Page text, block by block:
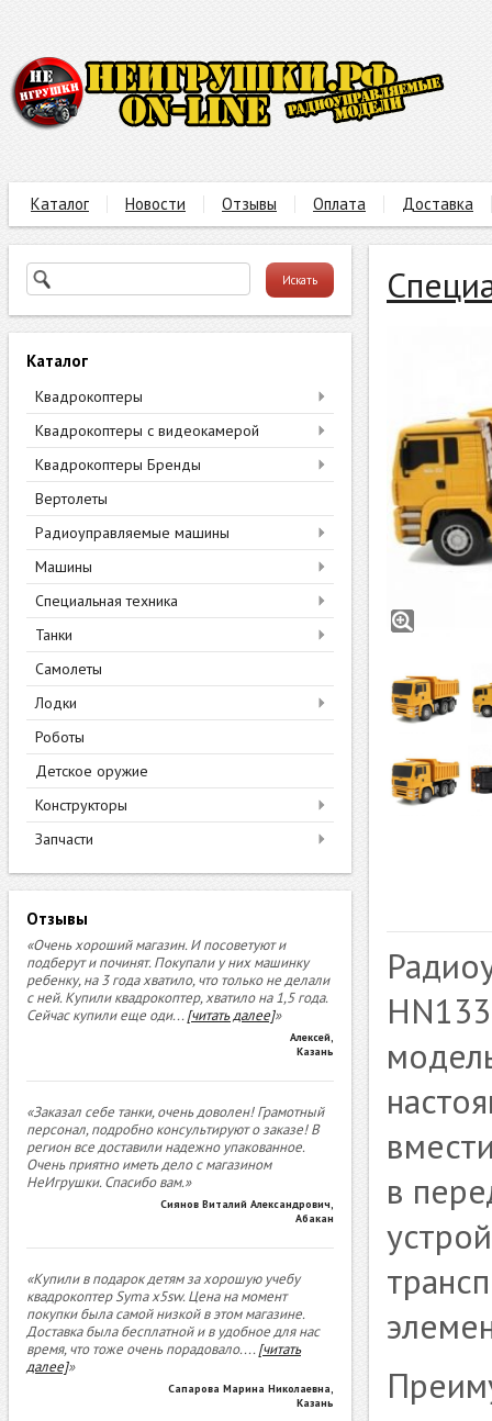
Каталог Новости Отзывы Оплата Доставка
Каталог
Квадрокоптеры
Квадрокоптеры с видеокамерой
Квадрокоптеры Бренды
Вертолеты
Радиоуправляемые машины
Машины
Специальная техника
Танки
Самолеты
Лодки
Роботы
Детское оружие
Конструкторы
Запчасти
Отзывы
«Очень хороший магазин. И посоветуют и
подберут и починят. Покупали у них машинку
ребенку, на 3 года хватило, что только не делали
с ней. Купили квадрокоптер, хватило на 1,5 года.
Сейчас купили еще оди...[читать далее]»
Алексей,
Казань
«Заказал себе танки, очень доволен! Грамотный
персонал, подробно консультируют о заказе! В
регион все доставили надежно упакованное.
Очень приятно иметь дело с магазином
НеИгрушки. Спасибо вам.»
Сиянов Виталий Александрович,
Абакан
«Купили в подарок детям за хорошую учебу
квадрокоптер Syma x5sw. Цена на момент
покупки была самой низкой в этом магазине.
Доставка была бесплатной и в удобное для нас
время, что тоже очень порадовало....[читать
далее]»
Сапарова Марина Николаевна,
Казань
в